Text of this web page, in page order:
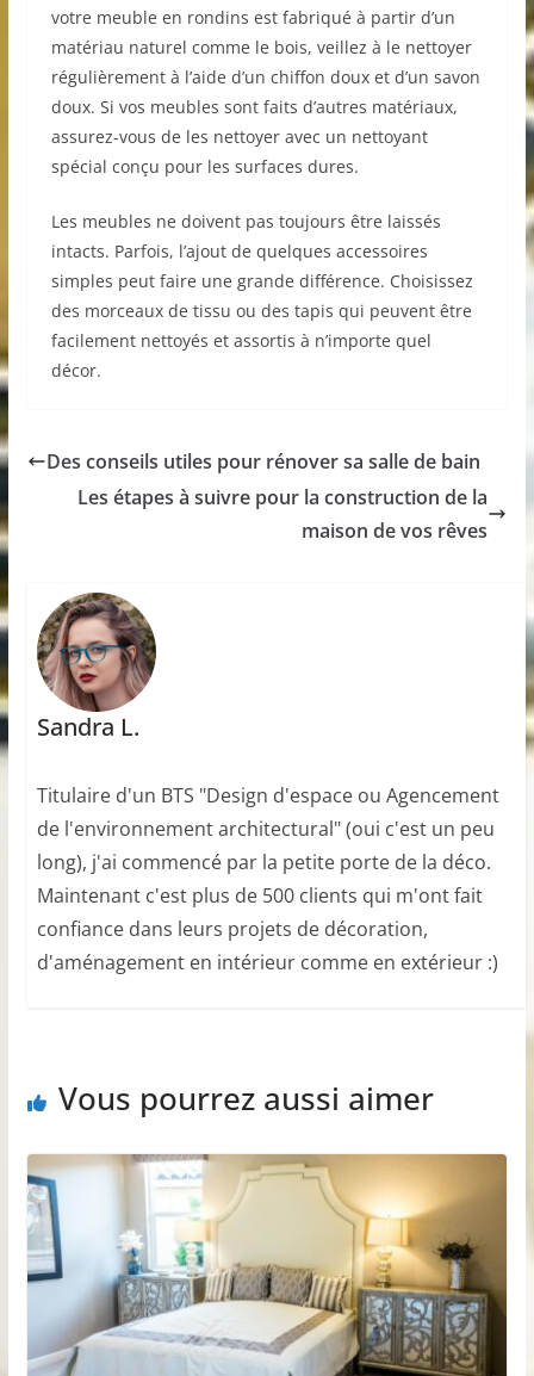
votre meuble en rondins est fabriqué à partir d’un
matériau naturel comme le bois, veillez à le nettoyer
régulièrement à l’aide d’un chiffon doux et d’un savon
doux. Si vos meubles sont faits d’autres matériaux,
assurez-vous de les nettoyer avec un nettoyant
spécial conçu pour les surfaces dures.
Les meubles ne doivent pas toujours être laissés
intacts. Parfois, l’ajout de quelques accessoires
simples peut faire une grande différence. Choisissez
des morceaux de tissu ou des tapis qui peuvent être
facilement nettoyés et assortis à n’importe quel
décor.
Des conseils utiles pour rénover sa salle de bain
Les étapes à suivre pour la construction de la
maison de vos rêves
Sandra L.
Titulaire d'un BTS "Design d'espace ou Agencement
de l'environnement architectural" (oui c'est un peu
long), j'ai commencé par la petite porte de la déco.
Maintenant c'est plus de 500 clients qui m'ont fait
confiance dans leurs projets de décoration,
d'aménagement en intérieur comme en extérieur :)
Vous pourrez aussi aimer